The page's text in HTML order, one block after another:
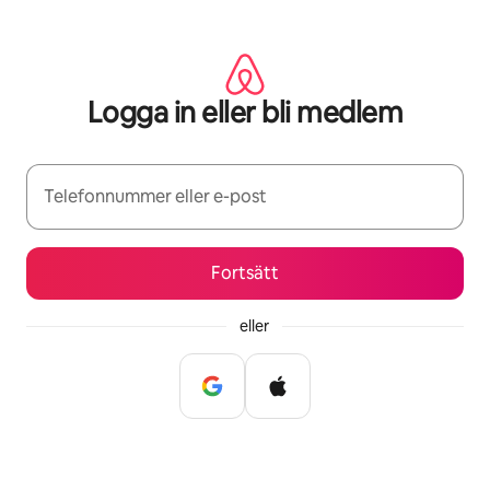
Logga in eller bli medlem
Telefonnummer eller e-post
Fortsätt
eller